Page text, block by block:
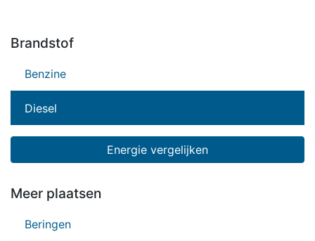
Brandstof
Benzine
Diesel
Energie vergelijken
Meer plaatsen
Beringen